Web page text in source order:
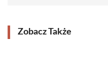
Zobacz Także